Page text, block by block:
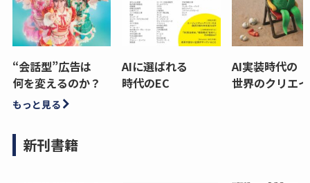
“会話型”広告は
何を変えるのか？
AIに選ばれる
時代のEC
AI実装時代の
世界のクリエ
もっと見る
新刊書籍